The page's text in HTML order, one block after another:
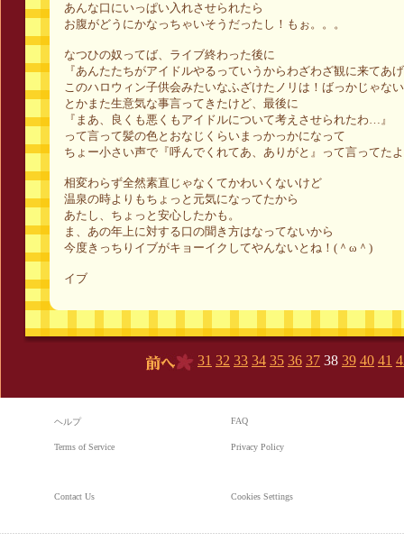
あんな口にいっぱい入れさせられたら
お腹がどうにかなっちゃいそうだったし！もぉ。。。
なつひの奴ってば、ライブ終わった後に
『あんたたちがアイドルやるっていうからわざわざ観に来てあ
このハロウィン子供会みたいなふざけたノリは！ばっかじゃな
とかまた生意気な事言ってきたけど、最後に
『まあ、良くも悪くもアイドルについて考えさせられたわ…』
って言って髪の色とおなじくらいまっかっかになって
ちょー小さい声で『呼んでくれてあ、ありがと』って言ってた
相変わらず全然素直じゃなくてかわいくないけど
温泉の時よりもちょっと元気になってたから
あたし、ちょっと安心したかも。
ま、あの年上に対する口の聞き方はなってないから
今度きっちりイブがキョーイクしてやんないとね！(＾ω＾)
イブ
31 32 33 34 35 36 37 38 39 40 41
ヘルプ FAQ
Terms of Service Privacy Policy
Contact Us Cookies Settings